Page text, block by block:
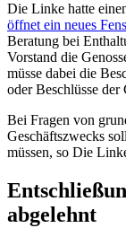
Die Linke hatte
öffnet ein neues
Beratung bei
Vorstand die
müsse dabei die
oder Beschlüsse der
Bei Fragen von
Geschäftszwecks
müssen, so Die
abgelehnt